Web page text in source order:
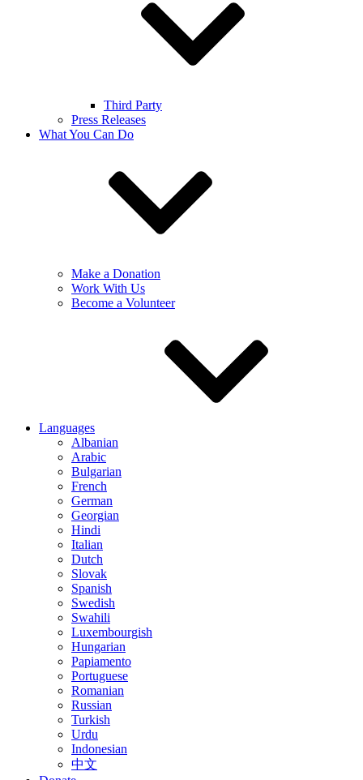
Third Party
Press Releases
What You Can Do
Make a Donation
Work With Us
Become a Volunteer
Languages
Albanian
Arabic
Bulgarian
French
German
Georgian
Hindi
Italian
Dutch
Slovak
Spanish
Swedish
Swahili
Luxembourgish
Hungarian
Papiamento
Portuguese
Romanian
Russian
Turkish
Urdu
Indonesian
中文